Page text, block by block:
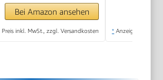
Familienfeiern,
Ostern oder
Bei Amazon ansehen
Preis inkl. MwSt., zzgl. Versandkosten * Anzeige